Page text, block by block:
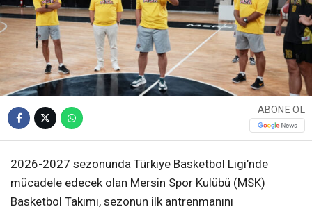
ABONE OL
2026-2027 sezonunda Türkiye Basketbol Ligi’nde
mücadele edecek olan Mersin Spor Kulübü (MSK)
Basketbol Takımı, sezonun ilk antrenmanını